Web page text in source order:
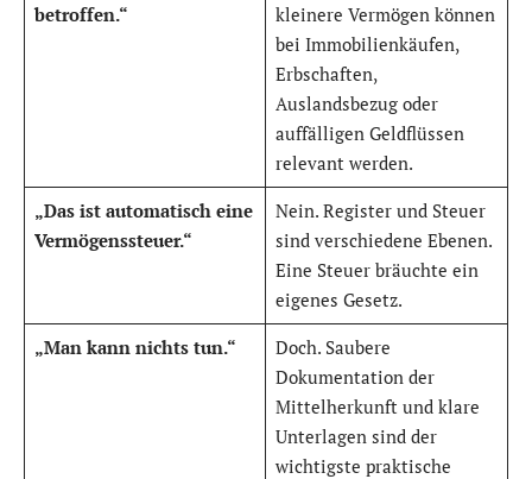
betroffen.“
kleinere Vermögen können
bei Immobilienkäufen,
Erbschaften,
Auslandsbezug oder
auffälligen Geldflüssen
relevant werden.
„Das ist automatisch eine
Vermögenssteuer.“
Nein. Register und Steuer
sind verschiedene Ebenen.
Eine Steuer bräuchte ein
eigenes Gesetz.
„Man kann nichts tun.“
Doch. Saubere
Dokumentation der
Mittelherkunft und klare
Unterlagen sind der
wichtigste praktische